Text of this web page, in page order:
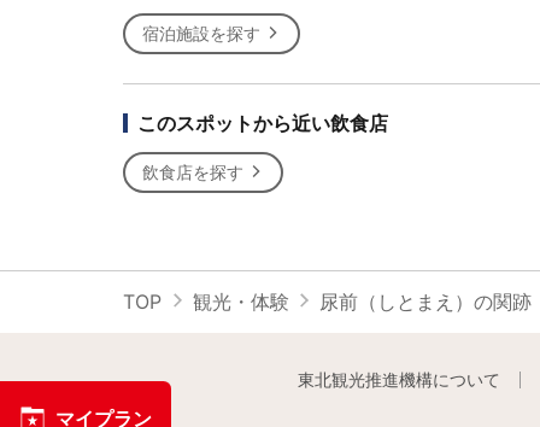
宿泊施設を探す
このスポットから近い飲食店
飲食店を探す
TOP 観光・体験 尿前（しとまえ）の関跡
東北観光推進機構について
マイプラン